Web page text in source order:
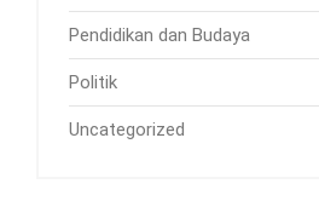
Pendidikan dan Budaya
Politik
Uncategorized